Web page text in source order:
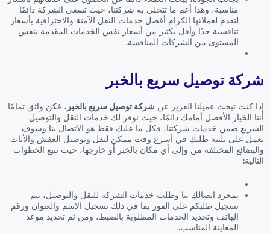
مناسبة، وهذا أعم ما تتحلى به شركتنا، حيث تسعى الشركة دائمًا
لتقدم لعملائها الكرام أفضل خدمات النقل الآمنة والاحترافية بأسعار
تنافسية جدًا وأقل بكثير من أسعار نفس الخدمات المقدمة بنفس
المستوى من الشركات المنافسة.
شركة توصيل سريع بالخبر
إذا كنت تبحث عميلنا العزيز عن شركة توصيل سريع بالخبر ، فكن واثق تمامًا
أننا الخيار الأفضل أمامك دائمًا، حيث نوفر لك خدمات النقل والتوصيل
السريع ضمن خدمات شركتنا، فكل ما عليك فقط هو الاتصال بنا وسوف
نعمل على تلبية طلبك في أسرع وقت ممكن لنقل وتوصيل العفش والأثاث
والبضائع المختلفة من وإلى أي مكان بالخبر أو خارجها، حيث نتبع الخطوات
التالية:
بمجرد اتصالك بنا وطلب خدمات الشركة للنقل والتوصيل، يتم
تسجيل طلبكم على الفور بما في ذلك تسجيل الاسم والعنوان ورقم
الهاتف وتحديد الخدمات المطلوبة بالضبط، ومن ثم تحديد موعد
المعاينة المناسب.